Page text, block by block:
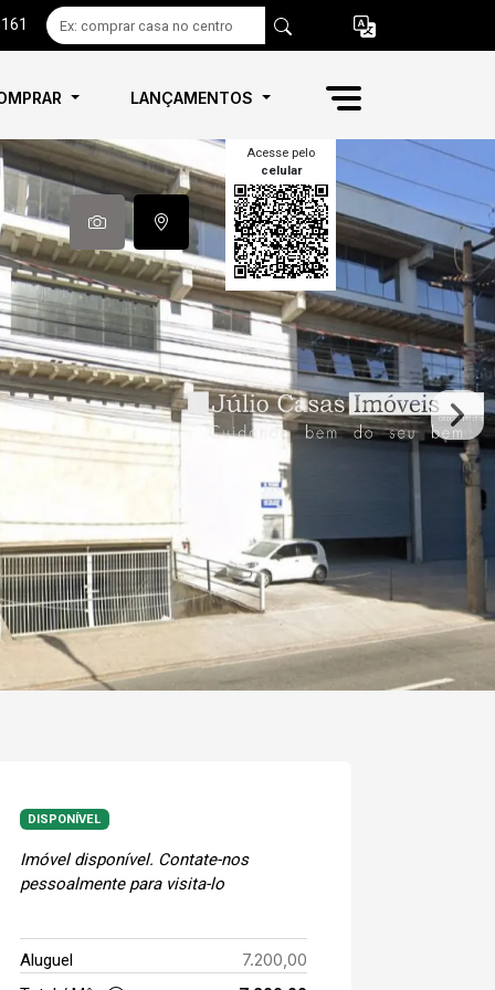
LANÇAMENTOS
Acesse pelo
celular
DISPONÍVEL
Imóvel disponível. Contate-nos
pessoalmente para visita-lo
Aluguel 7.200,00